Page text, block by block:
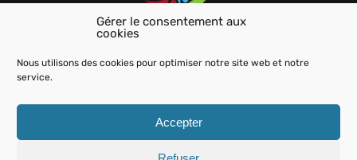
Gérer le consentement aux
cookies
Nous utilisons des cookies pour optimiser notre site web et notre
service.
Accepter
de
l'événement